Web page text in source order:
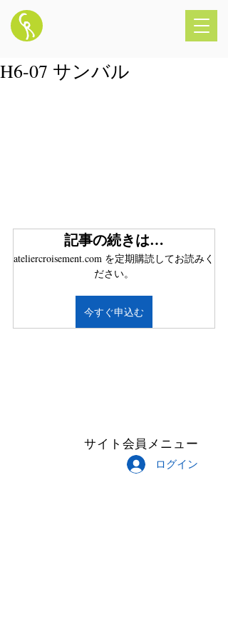
H6-07 サンバル
記事の続きは…
ateliercroisement.com を定期購読してお読みく
ださい。
今すぐ申込む
サイト会員メニュー
ログイン